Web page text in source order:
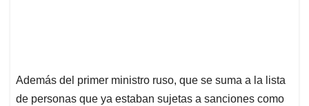
Además del primer ministro ruso, que se suma a la lista
de personas que ya estaban sujetas a sanciones como